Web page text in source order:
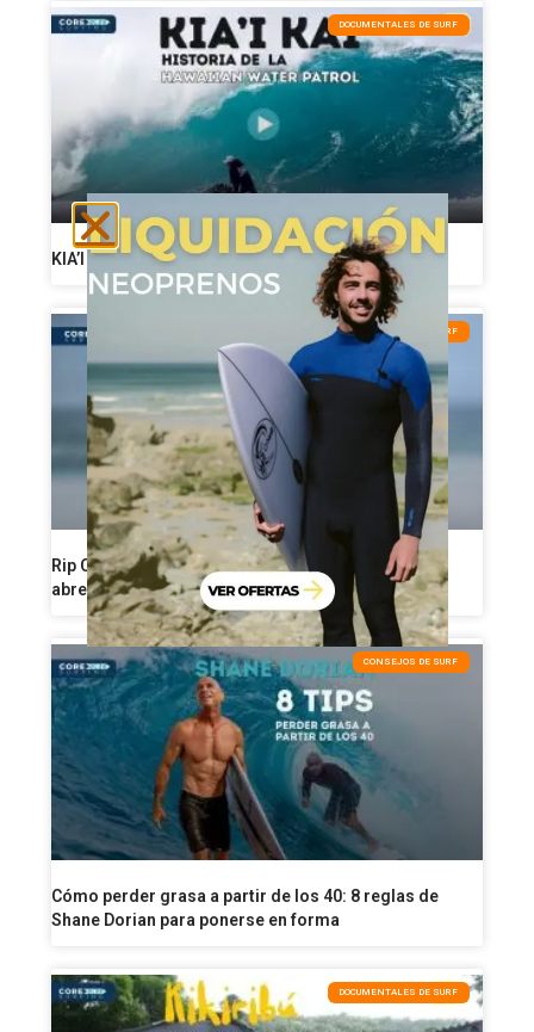
DOCUMENTALES DE SURF
KIA’I KAI: la historia de la Hawaiian Water Patrol
NOTICIAS DE SURF
Rip Curl reorganiza su producción de neoprenos y
abre una nueva etapa industrial
CONSEJOS DE SURF
Cómo perder grasa a partir de los 40: 8 reglas de
Shane Dorian para ponerse en forma
DOCUMENTALES DE SURF